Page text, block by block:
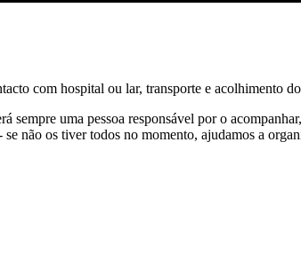
com hospital ou lar, transporte e acolhimento
sempre uma pessoa responsável por o
não os tiver todos no momento, ajudamos a